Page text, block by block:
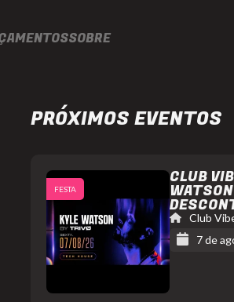
SOBRE
PRÓXIMOS EVENTOS
FESTA
CLUB
Club
7 de